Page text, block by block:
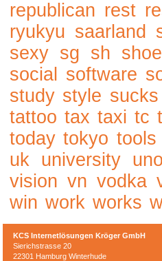
republican rest
ryukyu saarland
sexy sg sh
social
software
study style sucks
tattoo tax taxi tc
today tokyo tools
uk
university uno
vision vn vodka
win work works
KCS Internetlösungen Kröger GmbH
Sierichstrasse 20
22301 Hamburg Winterhude